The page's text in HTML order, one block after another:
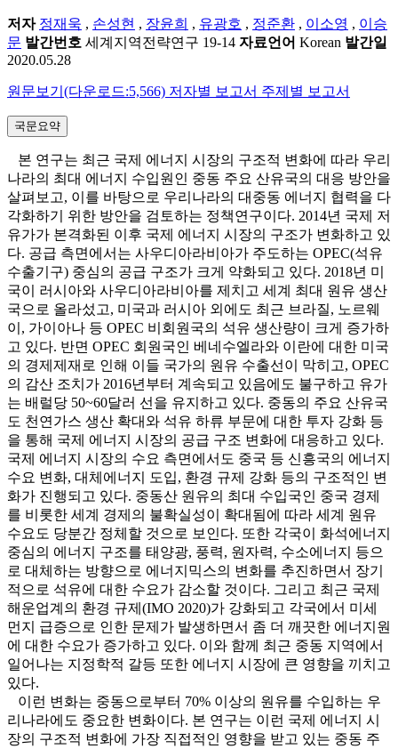
저자 정재욱 , 손성현 , 장윤희 , 유광호 , 정준환 , 이소영 , 이승
문 발간번호 세계지역전략연구 19-14 자료언어 Korean 발간일
2020.05.28
원문보기(다운로드:5,566) 저자별 보고서 주제별 보고서
국문요약
본 연구는 최근 국제 에너지 시장의 구조적 변화에 따라 우리
나라의 최대 에너지 수입원인 중동 주요 산유국의 대응 방안을
살펴보고, 이를 바탕으로 우리나라의 대중동 에너지 협력을 다
각화하기 위한 방안을 검토하는 정책연구이다. 2014년 국제 저
유가가 본격화된 이후 국제 에너지 시장의 구조가 변화하고 있
다. 공급 측면에서는 사우디아라비아가 주도하는 OPEC(석유
수출기구) 중심의 공급 구조가 크게 약화되고 있다. 2018년 미
국이 러시아와 사우디아라비아를 제치고 세계 최대 원유 생산
국으로 올라섰고, 미국과 러시아 외에도 최근 브라질, 노르웨
이, 가이아나 등 OPEC 비회원국의 석유 생산량이 크게 증가하
고 있다. 반면 OPEC 회원국인 베네수엘라와 이란에 대한 미국
의 경제제재로 인해 이들 국가의 원유 수출선이 막히고, OPEC
의 감산 조치가 2016년부터 계속되고 있음에도 불구하고 유가
는 배럴당 50~60달러 선을 유지하고 있다. 중동의 주요 산유국
도 천연가스 생산 확대와 석유 하류 부문에 대한 투자 강화 등
을 통해 국제 에너지 시장의 공급 구조 변화에 대응하고 있다.
국제 에너지 시장의 수요 측면에서도 중국 등 신흥국의 에너지
수요 변화, 대체에너지 도입, 환경 규제 강화 등의 구조적인 변
화가 진행되고 있다. 중동산 원유의 최대 수입국인 중국 경제
를 비롯한 세계 경제의 불확실성이 확대됨에 따라 세계 원유
수요도 당분간 정체할 것으로 보인다. 또한 각국이 화석에너지
중심의 에너지 구조를 태양광, 풍력, 원자력, 수소에너지 등으
로 대체하는 방향으로 에너지믹스의 변화를 추진하면서 장기
적으로 석유에 대한 수요가 감소할 것이다. 그리고 최근 국제
해운업계의 환경 규제(IMO 2020)가 강화되고 각국에서 미세
먼지 급증으로 인한 문제가 발생하면서 좀 더 깨끗한 에너지원
에 대한 수요가 증가하고 있다. 이와 함께 최근 중동 지역에서
일어나는 지정학적 갈등 또한 에너지 시장에 큰 영향을 끼치고
있다.
이런 변화는 중동으로부터 70% 이상의 원유를 수입하는 우
리나라에도 중요한 변화이다. 본 연구는 이런 국제 에너지 시
장의 구조적 변화에 가장 직접적인 영향을 받고 있는 중동 주